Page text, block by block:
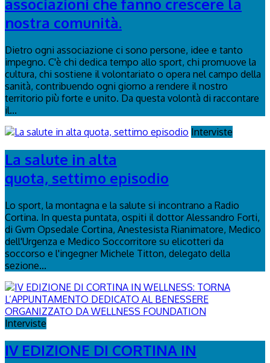
associazioni che fanno crescere la
nostra comunità.
Dietro ogni associazione ci sono persone, idee e tanto
impegno. C'è chi dedica tempo allo sport, chi promuove la
cultura, chi sostiene il volontariato o opera nel campo della
sanità, contribuendo ogni giorno a rendere il nostro
territorio più forte e unito. Da questa volontà di raccontare
il...
Interviste
La salute in alta
quota, settimo episodio
Lo sport, la montagna e la salute si incontrano a Radio
Cortina. In questa puntata, ospiti il dottor Alessandro Forti,
di Gvm Opsedale Cortina, Anestesista Rianimatore, Medico
dell'Urgenza e Medico Soccorritore su elicotteri da
soccorso e l'ingegner Michele Titton, delegato della
sezione...
Interviste
IV EDIZIONE DI CORTINA IN